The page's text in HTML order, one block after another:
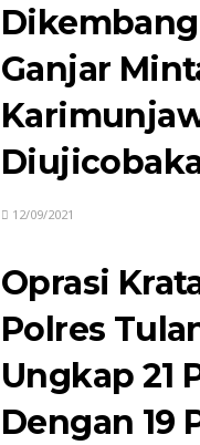
Ganjar
12/09/2021
Oprasi
Polres
Ungkap 21
Dengan 19